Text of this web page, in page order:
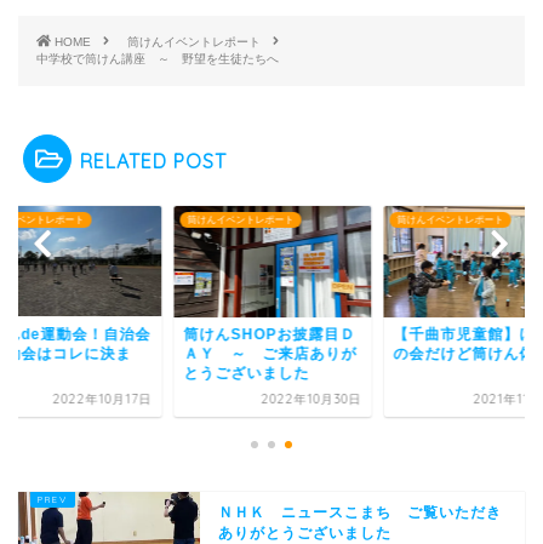
HOME
筒けんイベントレポート
中学校で筒けん講座 ～ 野望を生徒たちへ
RELATED POST
イベントレポート
んSHOPお披露目Ｄ
～ ご来店ありが
2022年10月30日
筒けんイベントレポート
【千曲市児童館】けん玉
の会だけど筒けん体験♪
2021年11月20日
筒けんイベントレポート
筒けんde運動会！自
の運動会はコレに決
2022年10
ＮＨＫ ニュースこまち ご覧いただき
ありがとうございました